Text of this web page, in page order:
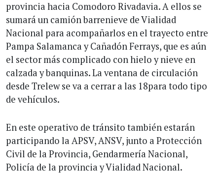
provincia hacia Comodoro Rivadavia. A ellos se
sumará un camión barrenieve de Vialidad
Nacional para acompañarlos en el trayecto entre
Pampa Salamanca y Cañadón Ferrays, que es aún
el sector más complicado con hielo y nieve en
calzada y banquinas. La ventana de circulación
desde Trelew se va a cerrar a las 18para todo tipo
de vehículos.
En este operativo de tránsito también estarán
participando la APSV, ANSV, junto a Protección
Civil de la Provincia, Gendarmería Nacional,
Policía de la provincia y Vialidad Nacional.